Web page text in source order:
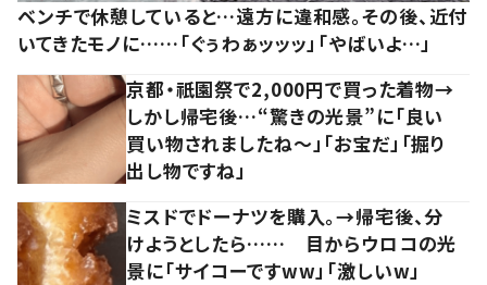
ベンチで休憩していると…遠方に違和感。その後、近付
いてきたモノに……「ぐぅわぁッッッ」「やばいよ…」
京都・祇園祭で2,000円で買った着物→
しかし帰宅後…“驚きの光景”に「良い
買い物されましたね～」「お宝だ」「掘り
出し物ですね」
ミスドでドーナツを購入。→帰宅後、分
けようとしたら…… 目からウロコの光
景に「サイコーですww」「激しいw」